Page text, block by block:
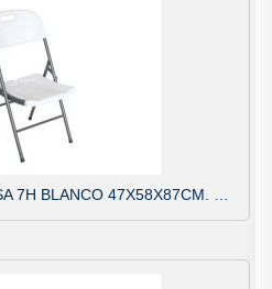
SILLA PLEGABLE CON ASA 7H BLANCO 47X58X87CM. BLANCO 75897